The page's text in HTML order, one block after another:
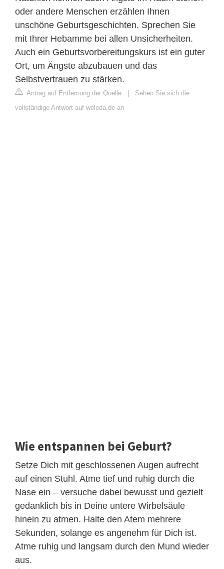
oder andere Menschen erzählen Ihnen
unschöne Geburtsgeschichten. Sprechen Sie
mit Ihrer Hebamme bei allen Unsicherheiten.
Auch ein Geburtsvorbereitungskurs ist ein guter
Ort, um Ängste abzubauen und das
Selbstvertrauen zu stärken.
Antrag auf Entfernung der Quelle | Sehen Sie sich die
vollständige Antwort auf weleda.de an
Wie entspannen bei Geburt?
Setze Dich mit geschlossenen Augen aufrecht
auf einen Stuhl. Atme tief und ruhig durch die
Nase ein – versuche dabei bewusst und gezielt
gedanklich bis in Deine untere Wirbelsäule
hinein zu atmen. Halte den Atem mehrere
Sekunden, solange es angenehm für Dich ist.
Atme ruhig und langsam durch den Mund wieder
aus.